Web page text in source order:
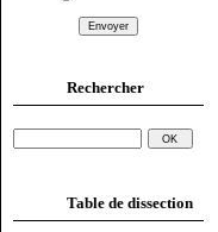
Rechercher
Table de dissection